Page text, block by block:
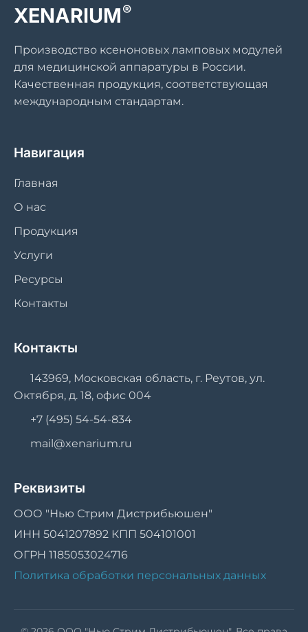
XENARIUM®
Производство ксеноновых ламповых модулей
для медицинской аппаратуры в России.
Качественная продукция, соответствующая
международным стандартам.
Навигация
Главная
О нас
Продукция
Услуги
Ресурсы
Контакты
Контакты
143969, Московская область, г. Реутов, ул.
Октября, д. 18, офис 004
+7 (495) 54-54-834
mail@xenarium.ru
Реквизиты
ООО "Нью Стрим Дистрибьюшен"
ИНН 5041207892 КПП 504101001
ОГРН 1185053024716
Политика обработки персональных данных